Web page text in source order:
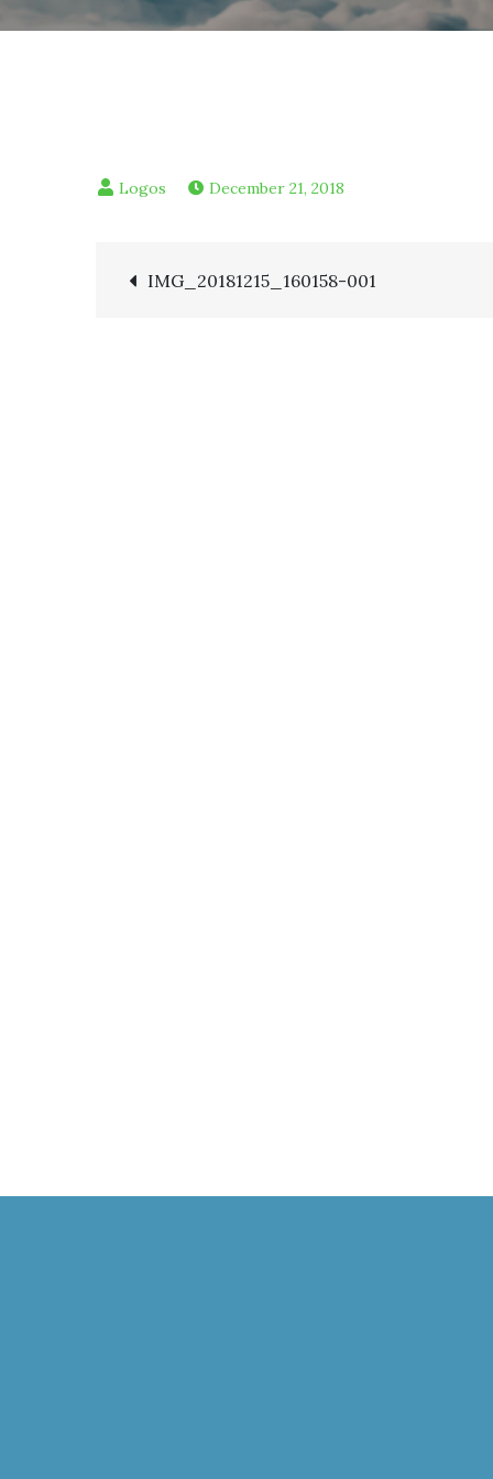
December 21, 2018
Post
IMG_20181215_160158-001